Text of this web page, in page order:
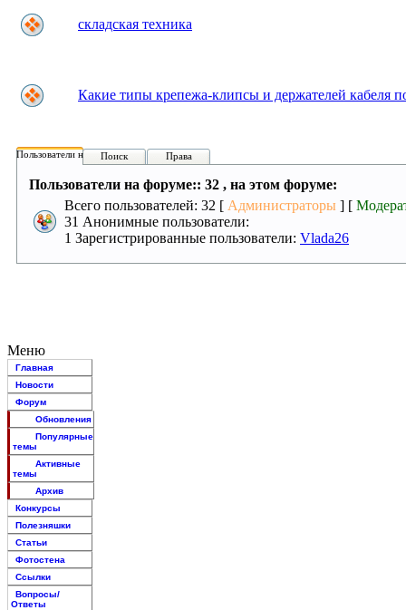
складская техника
Какие типы крепежа-клипсы и держателей кабеля
Пользователи на форуме:
Поиск Права
Пользователи на форуме:: 32 , на этом форуме:
Всего пользователей: 32 [ Администраторы ] [
31 Анонимные пользователи:
1 Зарегистрированные пользователи: Vlada26
Меню
Главная
Новости
Форум
Обновления
Популярные
темы
Активные
темы
Архив
Конкурсы
Полезняшки
Статьи
Фотостена
Ссылки
Вопросы/
Ответы